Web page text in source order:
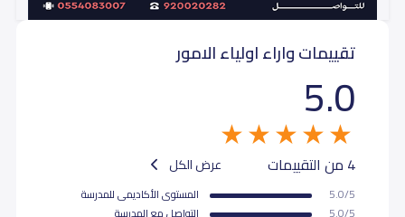
تقييمات واراء اولياء الامور
5.0
4 من التقييمات عرض الكل
5.0/5
المستوى اﻷكاديمى للمدرسة